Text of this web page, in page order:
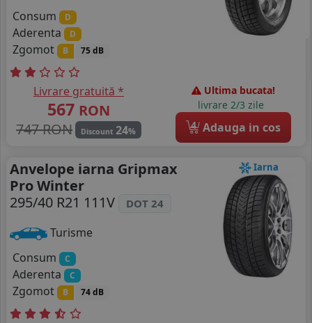
Consum
D
Aderenta D
Zgomot B 75 dB
Livrare gratuită *
567 RON
747 RON
Discount 24%
Ultima bucata!
livrare 2/3 zile
4 Adauga in cos
Iarna
Anvelope iarna Gripmax
Pro Winter
295/40 R21 111V
DOT 24
Turisme
Consum
C
Aderenta C
Zgomot B 74 dB